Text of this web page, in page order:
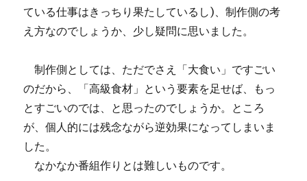
ている仕事はきっちり果たしているし)、制作側の考
え方なのでしょうか、少し疑問に思いました。
制作側としては、ただでさえ「大食い」ですごい
のだから、「高級食材」という要素を足せば、もっ
とすごいのでは、と思ったのでしょうか。ところ
が、個人的には残念ながら逆効果になってしまいま
した。
なかなか番組作りとは難しいものです。